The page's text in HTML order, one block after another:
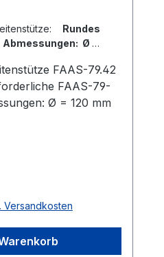
Rundes
Ø =
FAAS-79.42
FAAS-79-
Ø = 120 mm
Versandkosten